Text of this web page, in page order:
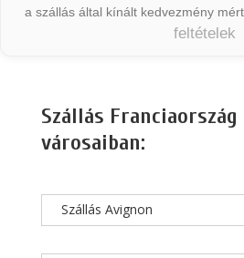
a szállás által kínált kedvezmény
feltételek
Szállás Franciaország
városaiban:
Szállás Avignon